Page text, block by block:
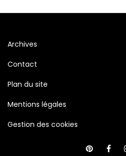
Archives
Contact
Plan du site
Mentions légales
Gestion des cookies